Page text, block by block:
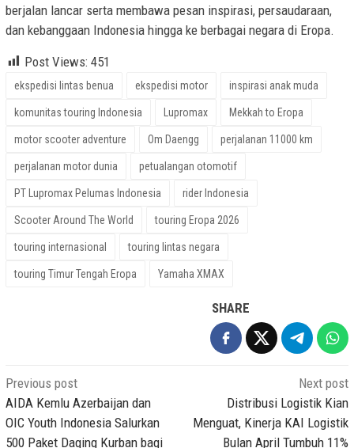
berjalan lancar serta membawa pesan inspirasi, persaudaraan,
dan kebanggaan Indonesia hingga ke berbagai negara di Eropa.
Post Views: 451
ekspedisi lintas benua ekspedisi motor inspirasi anak muda
komunitas touring Indonesia Lupromax Mekkah to Eropa
motor scooter adventure Om Daengg perjalanan 11000 km
perjalanan motor dunia petualangan otomotif
PT Lupromax Pelumas Indonesia rider Indonesia
Scooter Around The World touring Eropa 2026
touring internasional touring lintas negara
touring Timur Tengah Eropa Yamaha XMAX
SHARE
Post
navigation
Previous post
AIDA Kemlu Azerbaijan dan
OIC Youth Indonesia Salurkan
500 Paket Daging Kurban bagi
Next post
Distribusi Logistik Kian
Menguat, Kinerja KAI Logistik
Bulan April Tumbuh 11%